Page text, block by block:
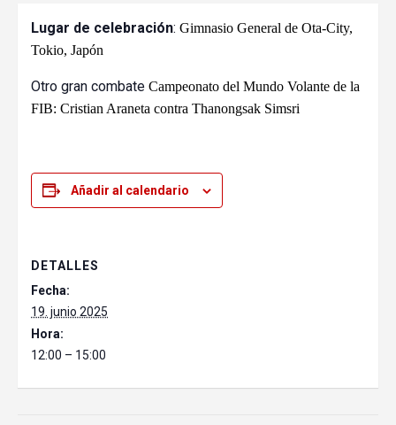
Lugar de celebración: Gimnasio General de Ota-City,
Tokio, Japón
Otro gran combate Campeonato del Mundo Volante de la
FIB: Cristian Araneta contra Thanongsak Simsri
Añadir al calendario
DETALLES
Fecha:
19. junio 2025
Hora:
12:00 – 15:00